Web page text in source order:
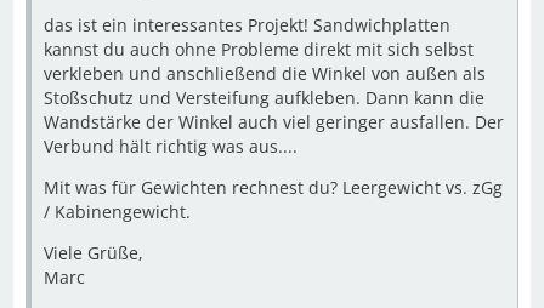
das ist ein interessantes Projekt! Sandwichplatten
kannst du auch ohne Probleme direkt mit sich selbst
verkleben und anschließend die Winkel von außen als
Stoßschutz und Versteifung aufkleben. Dann kann die
Wandstärke der Winkel auch viel geringer ausfallen. Der
Verbund hält richtig was aus....
Mit was für Gewichten rechnest du? Leergewicht vs. zGg
/ Kabinengewicht.
Viele Grüße,
Marc